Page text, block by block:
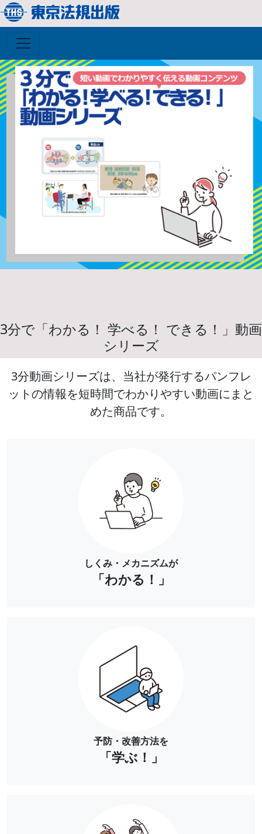
3分で「わかる！ 学べる！ できる！」動画
シリーズ
3分動画シリーズは、当社が発行するパンフレ
ットの情報を短時間でわかりやすい動画にまと
めた商品です。
しくみ・メカニズムが
「わかる！」
予防・改善方法を
「学ぶ！」